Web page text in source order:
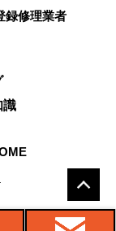
録修理業者
識